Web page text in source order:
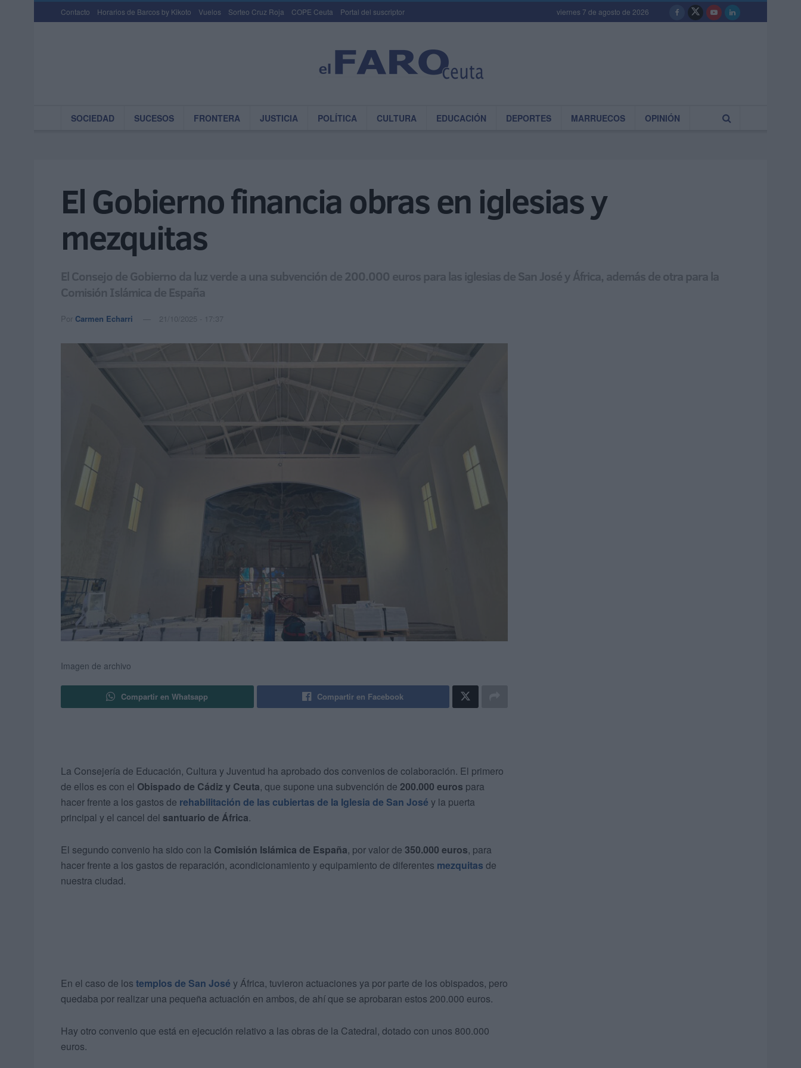
Contacto Horarios de Barcos by Kikoto Vuelos Sorteo Cruz Roja COPE Ceuta Portal del suscriptor viernes 7 de agosto de 2026
SOCIEDAD SUCESOS FRONTERA JUSTICIA POLÍTICA CULTURA EDUCACIÓN DEPORTES MARRUECOS OPINIÓN
El Gobierno financia obras en iglesias y
mezquitas
El Consejo de Gobierno da luz verde a una subvención de 200.000 euros para las iglesias de San José y África, además de otra para la
Comisión Islámica de España
Por Carmen Echarri 21/10/2025 - 17:37
Imagen de archivo
Compartir en Whatsapp Compartir en Facebook
La Consejería de Educación, Cultura y Juventud ha aprobado dos convenios de colaboración. El primero
de ellos es con el Obispado de Cádiz y Ceuta, que supone una subvención de 200.000 euros para
hacer frente a los gastos de rehabilitación de las cubiertas de la Iglesia de San José y la puerta
principal y el cancel del santuario de África.
El segundo convenio ha sido con la Comisión Islámica de España, por valor de 350.000 euros, para
hacer frente a los gastos de reparación, acondicionamiento y equipamiento de diferentes mezquitas de
nuestra ciudad.
En el caso de los templos de San José y África, tuvieron actuaciones ya por parte de los obispados, pero
quedaba por realizar una pequeña actuación en ambos, de ahí que se aprobaran estos 200.000 euros.
Hay otro convenio que está en ejecución relativo a las obras de la Catedral, dotado con unos 800.000
euros.